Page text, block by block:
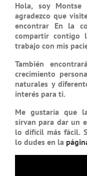
Hola, soy
agradezco que
encontrar En la
compartir contigo
trabajo con mis
También
crecimiento
natu­rales y
interés para ti.
Me gustaría que
sirvan para dar un
lo difícil más fácil.
lo dudes en la